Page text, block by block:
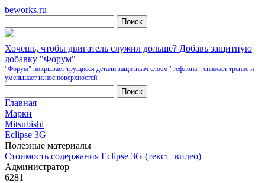
beworks.ru
Хочешь, чтобы двигатель служил дольше? Добавь защитную
добавку "Форум"
"Форум" покрывает трущиеся детали защитным слоем "тефлона", снижает трение и
уменьшает износ поверхностей
Главная
Марки
Mitsubishi
Eclipse 3G
Полезные материалы
Стоимость содержания Eclipse 3G (текст+видео)
Администратор
6281